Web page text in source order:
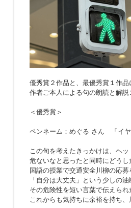
優秀賞２作品と、最優秀賞１作品
作者ご本人による句の朗読と解説
＜優秀賞＞
ペンネーム：めぐる さん 「イ
この句を考えたきっかけは、ヘ
危ないなと思ったと同時にどう
国語の授業で交通安全川柳の応募
「自分は大丈夫」という少しの
その危険性を短い言葉で伝えら
これからも気持ちに余裕を持ち